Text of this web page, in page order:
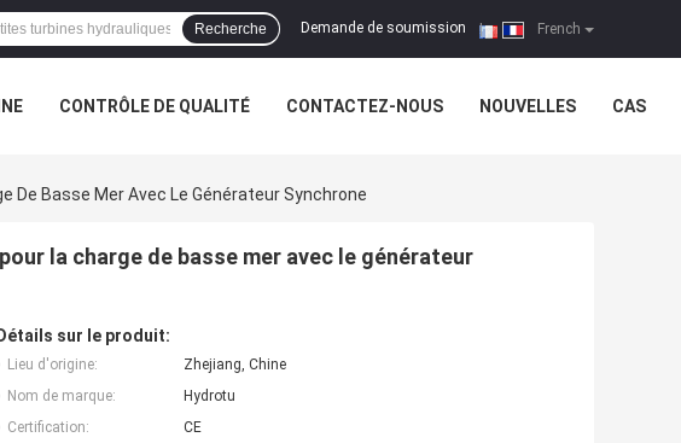
French
Demande de soumission |
Recherche
CONTRÔLE DE QUALITÉ CONTACTEZ-NOUS NOUVELLES CAS
De Basse Mer Avec Le Générateur Synchrone
la charge de basse mer avec le générateur
Détails sur le produit:
Lieu d'origine:
Zhejiang, Chine
Nom de marque:
Hydrotu
Certification:
CE